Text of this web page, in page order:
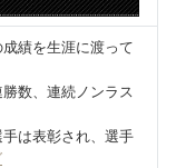
績を生涯に渡って
数、連続ノンラス
は表彰され、選手